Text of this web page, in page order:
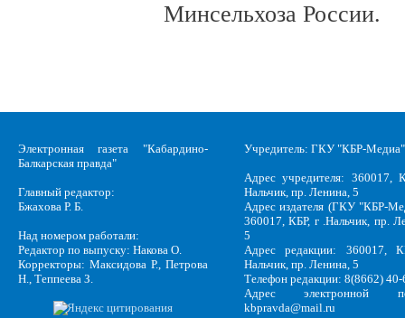
Минсельхоза России.
Электронная газета "Кабардино-
Балкарская правда"
Главный редактор:
Бжахова Р. Б.
Над номером работали:
Редактор по выпуску: Накова О.
Корректоры: Максидова Р., Петрова
Н., Теппеева З.
Учредитель: ГКУ "КБР-Медиа"
Адрес учредителя: 360017,
Нальчик, пр. Ленина, 5
Адрес издателя (ГКУ "КБР-
360017, КБР, г .Нальчик, пр.
5
Адрес редакции: 360017,
Нальчик, пр. Ленина, 5
Телефон редакции: 8(8662)
Адрес электронной
kbpravda@mail.ru